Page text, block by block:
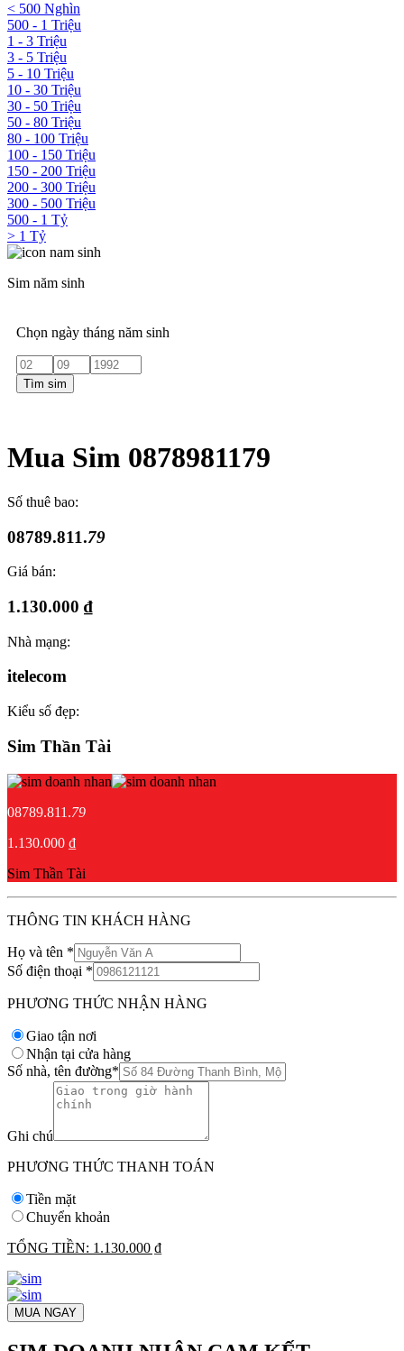
< 500 Nghìn
500 - 1 Triệu
1 - 3 Triệu
3 - 5 Triệu
5 - 10 Triệu
10 - 30 Triệu
30 - 50 Triệu
50 - 80 Triệu
80 - 100 Triệu
100 - 150 Triệu
150 - 200 Triệu
200 - 300 Triệu
300 - 500 Triệu
500 - 1 Tỷ
> 1 Tỷ
Sim năm sinh
Chọn ngày tháng năm sinh
Tìm sim
Mua Sim 0878981179
Số thuê bao:
08789.811.79
Giá bán:
1.130.000 ₫
Nhà mạng:
itelecom
Kiểu số đẹp:
Sim Thần Tài
08789.811.79
1.130.000 ₫
Sim Thần Tài
THÔNG TIN KHÁCH HÀNG
Họ và tên *
Số điện thoại *
PHƯƠNG THỨC NHẬN HÀNG
Giao tận nơi
Nhận tại cửa hàng
Số nhà, tên đường*
Ghi chú
PHƯƠNG THỨC THANH TOÁN
Tiền mặt
Chuyển khoản
TỔNG TIỀN: 1.130.000 ₫
MUA NGAY